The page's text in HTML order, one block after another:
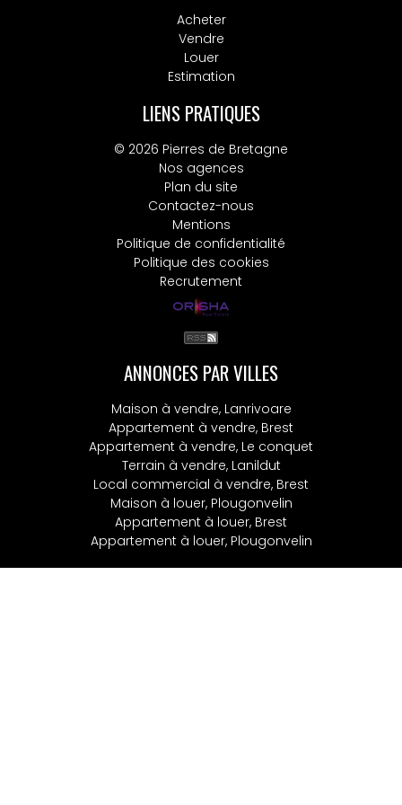
Acheter
Vendre
Louer
Estimation
LIENS PRATIQUES
© 2026 Pierres de Bretagne
Nos agences
Plan du site
Contactez-nous
Mentions
Politique de confidentialité
Politique des cookies
Recrutement
ANNONCES PAR VILLES
Maison à vendre, Lanrivoare
Appartement à vendre, Brest
Appartement à vendre, Le conquet
Terrain à vendre, Lanildut
Local commercial à vendre, Brest
Maison à louer, Plougonvelin
Appartement à louer, Brest
Appartement à louer, Plougonvelin